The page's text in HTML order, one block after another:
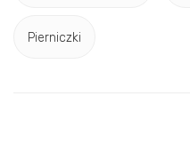
Pierniczki